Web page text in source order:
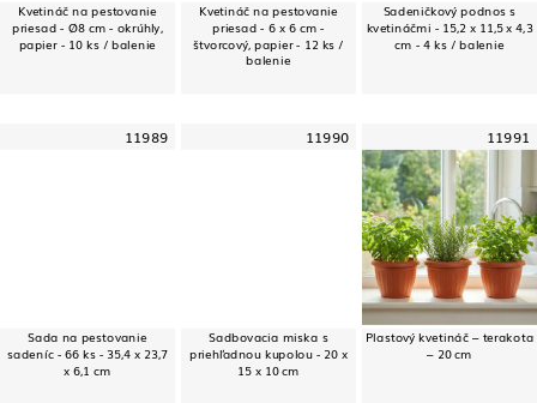
Kvetináč na pestovanie
priesad - Ø8 cm - okrúhly,
papier - 10 ks / balenie
Kvetináč na pestovanie
priesad - 6 x 6 cm -
štvorcový, papier - 12 ks /
balenie
Sadeničkový podnos s
kvetináčmi - 15,2 x 11,5 x 4,3
cm - 4 ks / balenie
11989
Sada na pestovanie
sadeníc - 66 ks - 35,4 x 23,7
x 6,1 cm
11990
Sadbovacia miska s
priehľadnou kupolou - 20 x
15 x 10 cm
11991
Plastový kvetináč – terakota
– 20 cm